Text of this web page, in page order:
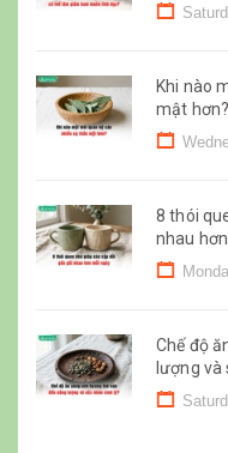
Khi nào
mật hơn?
8 thói
nhau
Chế độ
lượng và